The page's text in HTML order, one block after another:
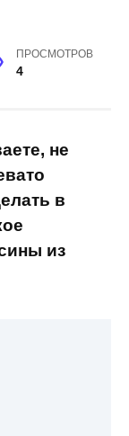
ПРОСМОТРОВ
4
не
в
из